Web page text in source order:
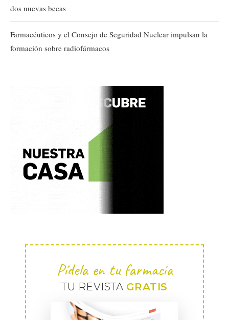
dos nuevas becas
Farmacéuticos y el Consejo de Seguridad Nuclear impulsan la
formación sobre radiofármacos
Pídela en tu farmacia
TU REVISTA GRATIS